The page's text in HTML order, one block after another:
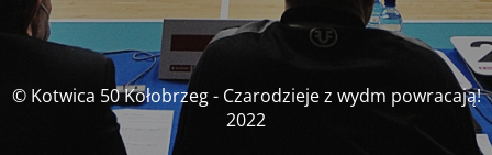
© Kotwica 50 Kołobrzeg - Czarodzieje z wydm powracają!
2022